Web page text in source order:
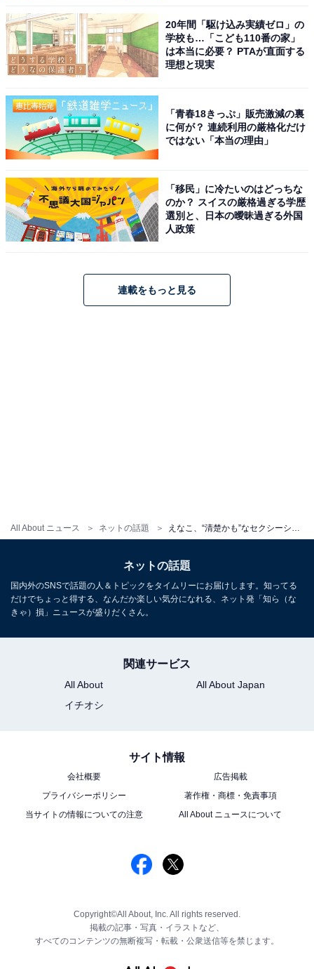
All About ニュース ネットの話題
20年間「駆け込み実績ゼロ」の
学校も…「こども110番の家」
は本当に必要？ PTAが直面する
理想と現実
「青春18きっぷ」販売激減の裏
に何が？ 連続利用の厳格化だけ
ではない「本当の理由」
「移民」に冷たいのはどっちな
のか？ スイスの厳格過ぎる学歴
選別と、日本の曖昧過ぎる外国
人政策
連載をもっと見る
ネットの話題
国内外のSNSで話題の人＆トピックをタイムリーにお届けします。知ってる
だけでちょっと得する、なんだか楽しい気分になれる、ネット発「知ら（な
きゃ）損」ニュースが盛りだくさん。
関連サービス
All About
All About Japan
イチオシ
サイト情報
会社概要
広告掲載
プライバシーポリシー
著作権・商標・免責事項
当サイトの情報についての注意
All About ニュースについて
Copyright©All About, Inc. All rights reserved.
掲載の記事・写真・イラストなど、
すべてのコンテンツの無断複写・転載・公衆送信等を禁じます。